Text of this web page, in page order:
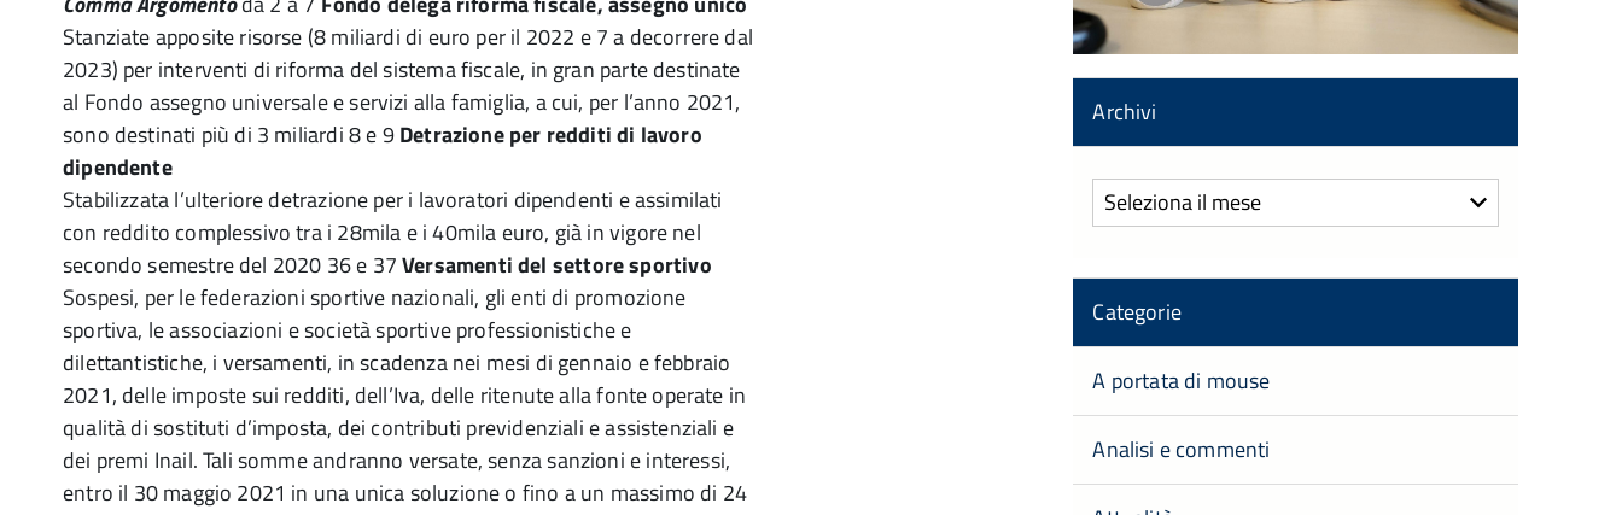
Stanziate apposite risorse (8 miliardi di euro per il 2022 e 7 a decorrere dal
2023) per interventi di riforma del sistema fiscale, in gran parte destinate
al Fondo assegno universale e servizi alla famiglia, a cui, per l’anno 2021,
sono destinati più di 3 miliardi 8 e 9Detrazione per redditi di lavoro
dipendente
Stabilizzata l’ulteriore detrazione per i lavoratori dipendenti e assimilati
con reddito complessivo tra i 28mila e i 40mila euro, già in vigore nel
secondo semestre del 2020 36 e 37Versamenti del settore sportivo
Sospesi, per le federazioni sportive nazionali, gli enti di promozione
sportiva, le associazioni e società sportive professionistiche e
dilettantistiche, i versamenti, in scadenza nei mesi di gennaio e febbraio
2021, delle imposte sui redditi, dell’Iva, delle ritenute alla fonte operate in
qualità di sostituti d’imposta, dei contributi previdenziali e assistenziali e
dei premi Inail. Tali somme andranno versate, senza sanzioni e interessi,
entro il 30 maggio 2021 in una unica soluzione o fino a un massimo di 24
Archivi
Archivi
Categorie
A portata di mouse
Analisi e commenti